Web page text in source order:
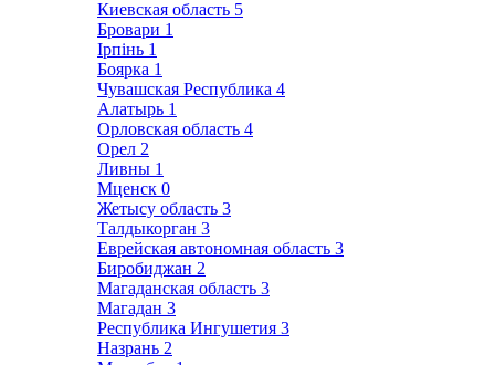
Киевская область 5
Бровари 1
Ірпінь 1
Боярка 1
Чувашская Республика 4
Алатырь 1
Орловская область 4
Орел 2
Ливны 1
Мценск 0
Жетысу область 3
Талдыкорган 3
Еврейская автономная область 3
Биробиджан 2
Магаданская область 3
Магадан 3
Республика Ингушетия 3
Назрань 2